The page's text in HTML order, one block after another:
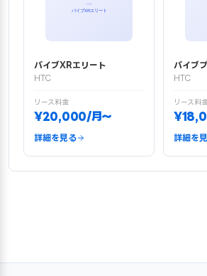
バイブXRエリート
HTC
リース料金
¥20,000/月〜
詳細を見る
バイブ
HTC
リース料
詳細を